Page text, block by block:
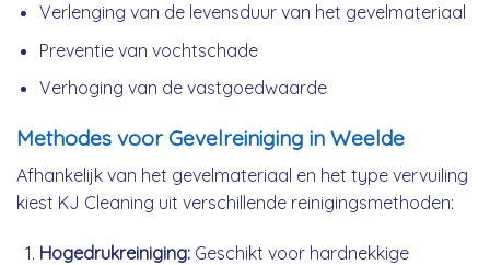
Verlenging van de levensduur van het gevelmateriaal
Preventie van vochtschade
Verhoging van de vastgoedwaarde
Methodes voor Gevelreiniging in Weelde
Afhankelijk van het gevelmateriaal en het type vervuiling
kiest KJ Cleaning uit verschillende reinigingsmethoden:
Hogedrukreiniging:Geschikt voor hardnekkige